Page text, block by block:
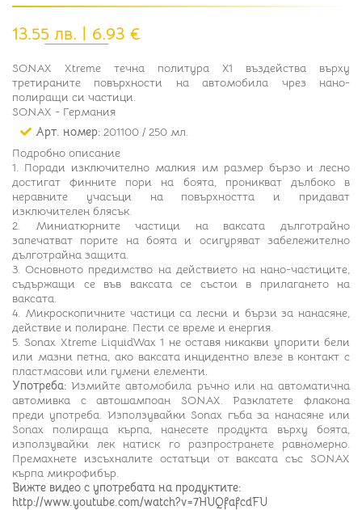
13.55 лв. | 6.93 €
SONAX Xtreme течна политура X1 въздейства върху
третираните повърхности на автомобила чрез нано-
полиращи си частици.
SONAX - Германия
Арт. номер: 201100 / 250 мл.
Подробно описание
1. Поради изключително малкия им размер бързо и лесно
достигат финните пори на боята, проникват дълбоко в
неравните учасъци на повърхността и придават
изключителен блясък.
2. Миниатюрните частици на ваксата дълготрайно
запечатват порите на боята и осигуряват забележително
дълготрайна защита.
3. Основното предимство на действието на нано-частиците,
съдържащи се във ваксата се състои в прилагането на
ваксата.
4. Микроскопичните частици са лесни и бързи за нанасяне,
действие и полиране. Пести се време и енергия.
5. Sonax Xtreme LiquidWax 1 не оставя никакви упорити бели
или мазни петна, ако ваксата инцидентно влезе в контакт с
пластмасови или гумени елементи.
Употреба:Измийте автомобила ръчно или на автоматична
автомивка с автошампоан SОNAX. Разклатете флакона
преди употреба. Използувайки Sonax гъба за нанасяне или
Sonax полираща кърпа, нанесете продукта върху боята,
използувайки лек натиск го разпространете равномерно.
Премахнете изсъхналите остатъци от ваксата със SONAX
кърпа микрофибър.
Вижте видео с употребата на продуктите:
http://www.youtube.com/watch?v=7HUQfafcdFU